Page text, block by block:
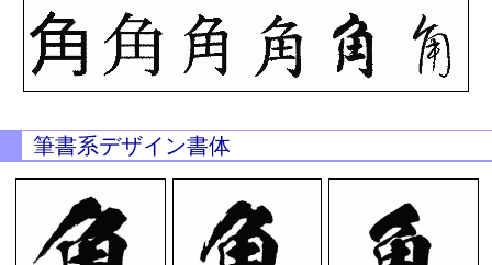
筆書系デザイン書体